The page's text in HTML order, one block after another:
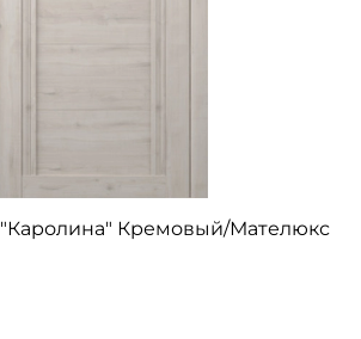
Кремовый/Мателюкс